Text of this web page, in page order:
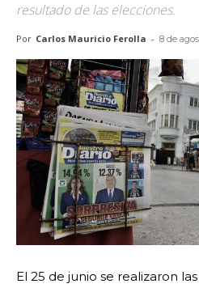
resultado de las elecciones.
Por Carlos Mauricio Ferolla - 8 de
El 25 de junio se realizaron